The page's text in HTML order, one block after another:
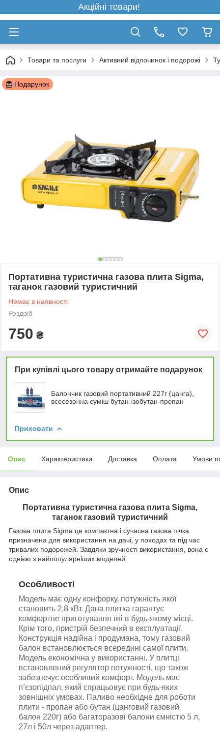
Акційні товари!
Товари та послуги Активний відпочинок і подорожі
Подарунок
Портативна туристична газова плита Sigma,
таганок газовий туристичний
Немає в наявності
Роздріб
750 ₴
При купівлі цього товару отримайте подарунок
Балончик газовий портативний 227г (цанга),
всесезонна суміш бутан-ізобутан-пропан
Приховати
Опис Характеристики Доставка Оплата Умови
Опис
Портативна туристична газова плита Sigma,
таганок газовий туристичний
Газова плита Sigma це компактна і сучасна газова пічка
призначена для використання на дачі, у походах та під час
тривалих подорожей. Завдяки зручності використання, вона є
однією з найпопулярніших моделей.
Особливості
Модель має одну конфорку, потужність якої
становить 2.8 кВт. Дана плитка гарантує
комфортне приготування їжі в будь-якому місці.
Крім того, пристрій безпечний в експлуатації.
Конструкція надійна і продумана, тому газовий
балон встановлюється всередині самої плити.
Модель економічна у використанні. У плитці
встановлений регулятор потужності, що також
забезпечує особливий комфорт. Модель має
п’єзопідпал, який спрацьовує при будь-яких
зовнішніх умовах. Паливо необхідне для роботи
плити - пропан або бутан (цанговий газовий
балон 220г) або багаторазові балони ємністю 5 л,
27л і 50л через адаптер.